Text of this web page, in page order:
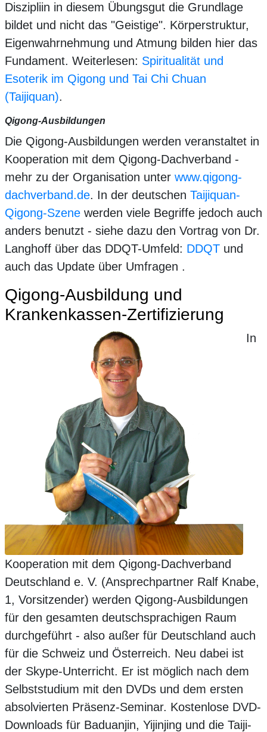
Diszipliin in diesem Übungsgut die Grundlage
bildet und nicht das "Geistige". Körperstruktur,
Eigenwahrnehmung und Atmung bilden hier das
Fundament. Weiterlesen: Spiritualität und
Esoterik im Qigong und Tai Chi Chuan
(Taijiquan).
Qigong-Ausbildungen
Die Qigong-Ausbildungen werden veranstaltet in
Kooperation mit dem Qigong-Dachverband -
mehr zu der Organisation unter www.qigong-
dachverband.de. In der deutschen Taijiquan-
Qigong-Szene werden viele Begriffe jedoch auch
anders benutzt - siehe dazu den Vortrag von Dr.
Langhoff über das DDQT-Umfeld: DDQT und
auch das Update über Umfragen .
Qigong-Ausbildung und
Krankenkassen-Zertifizierung
In
Kooperation mit dem Qigong-Dachverband
Deutschland e. V. (Ansprechpartner Ralf Knabe,
1, Vorsitzender) werden Qigong-Ausbildungen
für den gesamten deutschsprachigen Raum
durchgeführt - also außer für Deutschland auch
für die Schweiz und Österreich. Neu dabei ist
der Skype-Unterricht. Er ist möglich nach dem
Selbststudium mit den DVDs und dem ersten
absolvierten Präsenz-Seminar. Kostenlose DVD-
Downloads für Baduanjin, Yijinjing und die Taiji-